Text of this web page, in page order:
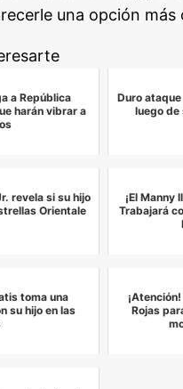
una opción más
a República
harán vibrar a
Duro ataque
luego
revela si su hijo
Orientale
¡El Manny
Trabajará
toma una
su hijo en las
Rojas